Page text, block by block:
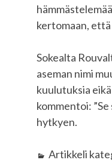
kertomaan,
Sokealta
aseman nimi
kuulutuksia
kommentoi:
hytkyen.
Artikkeli